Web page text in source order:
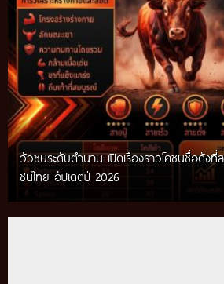
วัวชนระดับตำนาน เปิดเรื่องราวโคชนชื่อดังที่
ชนไทย อัปเดตปี 2026